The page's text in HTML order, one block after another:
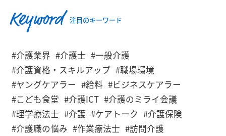
Keyword 注目のキーワード
#介護業界 #介護士 #一般介護
#介護資格・スキルアップ #職場環境
#ヤングケアラー #給料 #ビジネスケアラー
#こども食堂 #介護ICT #介護のミライ会議
#理学療法士 #介護 #ケアトーク #介護保険
#介護職の悩み #作業療法士 #訪問介護